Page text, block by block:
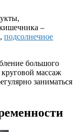
–
подсолнечное
большого
массаж
заниматься